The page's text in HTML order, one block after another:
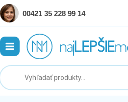
00421 35 228 99 14